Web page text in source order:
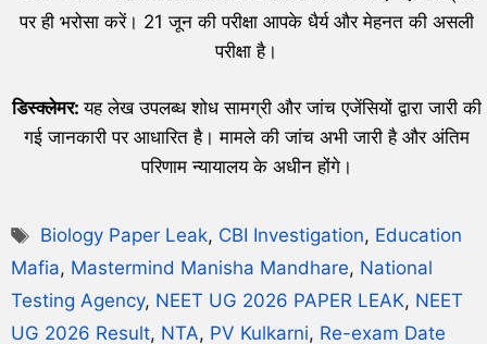
पर ही भरोसा करें। 21 जून की परीक्षा आपके धैर्य और मेहनत की असली
परीक्षा है।
डिस्क्लेमर:यह लेख उपलब्ध शोध सामग्री और जांच एजेंसियों द्वारा जारी की
गई जानकारी पर आधारित है। मामले की जांच अभी जारी है और अंतिम
परिणाम न्यायालय के अधीन होंगे।
Biology Paper Leak, CBI Investigation, Education
Mafia, Mastermind Manisha Mandhare, National
Testing Agency, NEET UG 2026 PAPER LEAK, NEET
UG 2026 Result, NTA, PV Kulkarni, Re-exam Date